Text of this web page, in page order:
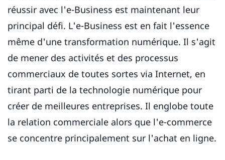
réussir avec l'e-Business est maintenant leur
principal défi. L'e-Business est en fait l'essence
même d'une transformation numérique. Il s'agit
de mener des activités et des processus
commerciaux de toutes sortes via Internet, en
tirant parti de la technologie numérique pour
créer de meilleures entreprises. Il englobe toute
la relation commerciale alors que l'e-commerce
se concentre principalement sur l'achat en ligne.